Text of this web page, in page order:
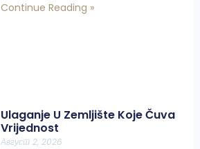
Continue Reading »
Ulaganje U Zemljište Koje Čuva
Vrijednost
Август 2, 2026